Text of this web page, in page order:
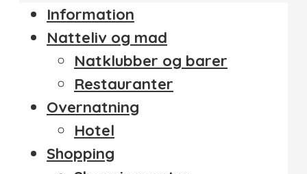
Information
Natteliv og mad
Natklubber og barer
Restauranter
Overnatning
Hotel
Shopping